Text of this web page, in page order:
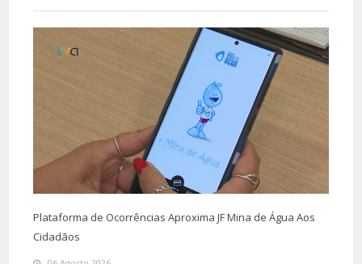
Plataforma de Ocorrências Aproxima JF Mina de Água Aos
Cidadãos